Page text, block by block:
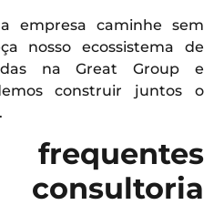
empresa caminhe sem
nosso ecossistema de
na Great Group e
construir juntos o
frequentes